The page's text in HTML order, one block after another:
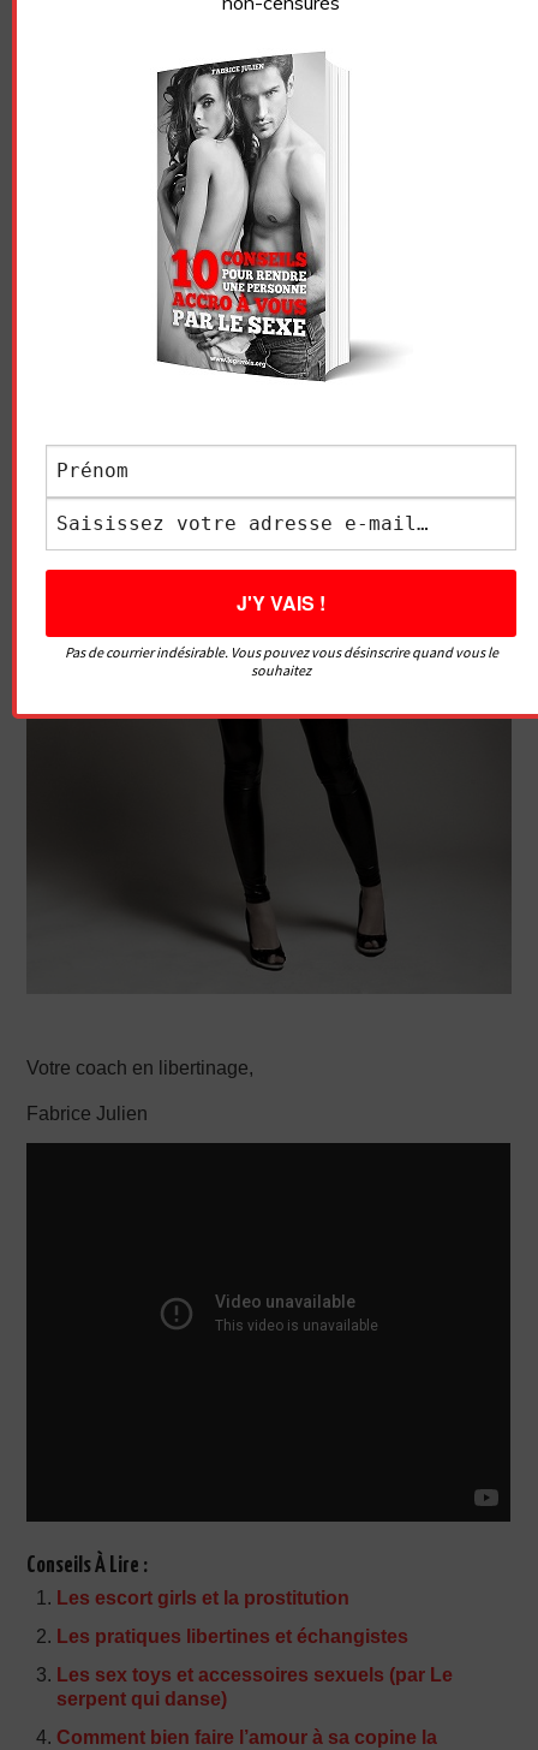
énergie se dégage de ces lieux, mais choisissez bien la
soirée à laquelle vous allez, on ne peut pas faire du
libertinage avec des gens qui ne sont pas libertins, ce
n’est pas sain, il y a toujours des trucs pas
choisir les personnes et vous allez kiffer. Là c’est
et pas de jugement, ce qui est fort agréable !
Votre coach en libertinage,
Fabrice Julien
Conseils À Lire :
Les escort girls et la prostitution
Les pratiques libertines et échangistes
Les sex toys et accessoires sexuels (par Le
serpent qui danse)
Comment bien faire l’amour à sa copine la
Pas de courrier indésirable. Vous pouvez vous désinscrire quand vous le
souhaitez